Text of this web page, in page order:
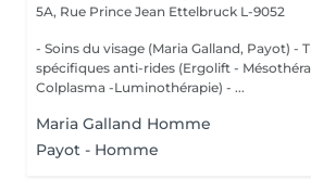
5A, Rue Prince Jean Ettelbruck L-9052
- Soins du visage (Maria Galland, Payot) -
spécifiques anti-rides (Ergolift -
Colplasma -Luminothérapie) - ...
Maria Galland Homme
Payot - Homme